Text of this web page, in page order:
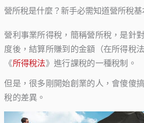
營所稅是什麼？新手必需知道營所稅基
營利事業所得稅，簡稱營所稅，是針
度後，結算所賺到的金額（在所得稅
《所得稅法》進行課稅的一種稅制。
但是，很多剛開始創業的人，會傻傻
稅的差異。